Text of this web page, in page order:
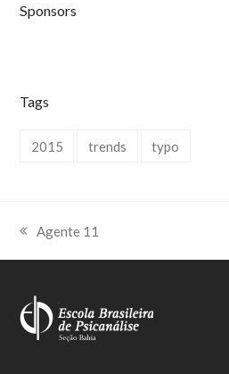
Sponsors
Tags
2015 trends typo
previous
post:
Agente 11